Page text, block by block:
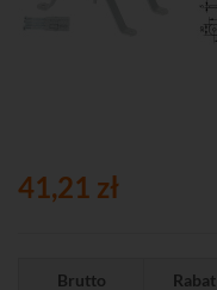
41,21 zł
Brutto Rabat